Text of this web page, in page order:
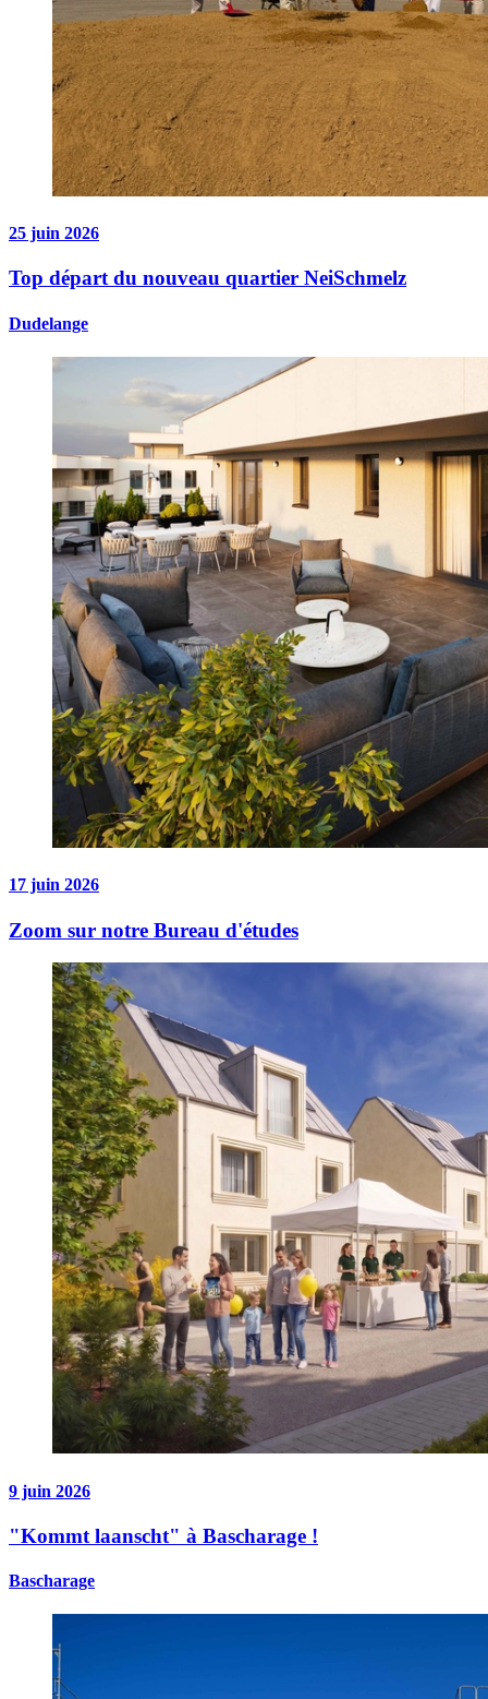
25 juin 2026
Top départ du nouveau quartier NeiSchmelz
Dudelange
17 juin 2026
Zoom sur notre Bureau d'études
9 juin 2026
"Kommt laanscht" à Bascharage !
Bascharage